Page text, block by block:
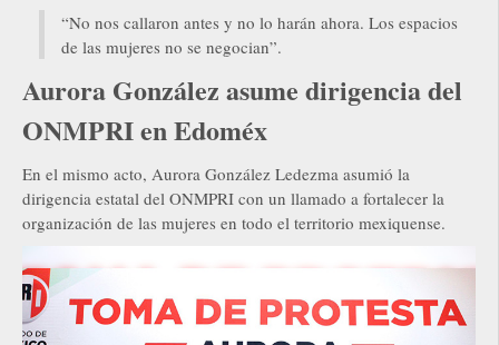
“No nos callaron antes y no lo harán ahora. Los espacios
de las mujeres no se negocian”.
Aurora González asume dirigencia del
ONMPRI en Edoméx
En el mismo acto, Aurora González Ledezma asumió la
dirigencia estatal del ONMPRI con un llamado a fortalecer la
organización de las mujeres en todo el territorio mexiquense.